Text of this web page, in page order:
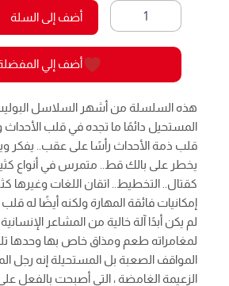
كمية
المصيدة
-
المستحيل
أضف إلى السلة
أضف إلي
هذه السلسلة من أشهر السلاسل
المستحيل دائمًا ما تجده في قلب الأحداث
قلب ذمة الأحداث رأسًا على عقب.. يفكر
يخطر على بالك قط.. متمرس في أنواع
كقتال.. التخطيط.. اتقان اللغات وغيرها
إمكانيات فائقة المهارة ولكنه أيضًا له
لم يكن أبدًا آلة خالية من المشاعر
لمغامراته طعم ومذاق خاص بها
المواقف الصعبة بل المستحيلة إنه رجل
الزعيمة الغامضة ، التى أصبحت بالفعل